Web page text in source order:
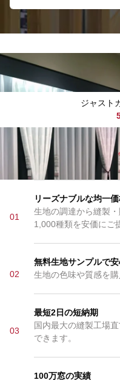
ジャスト
01
リーズナブルな均一
生地の調達から縫製
1,000種類を安価にご
02
無料生地サンプルで
生地の色味や質感を購
03
最短2日の短納期
国内最大の縫製工場
できます。
100万窓の実績